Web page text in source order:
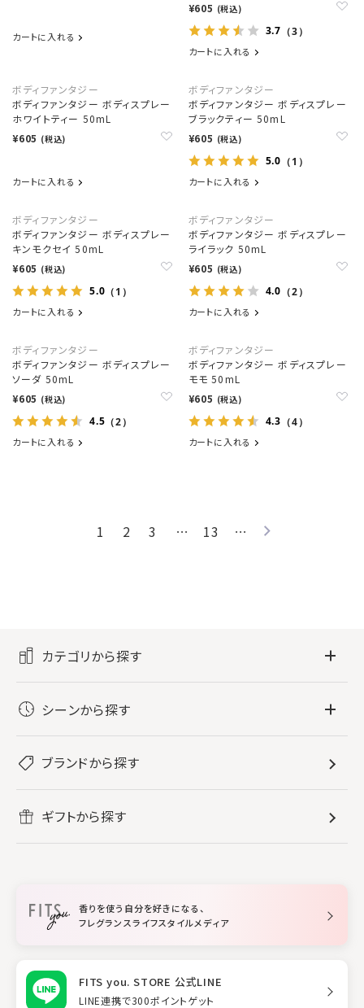
カートに入れる
¥605 (税込)
3.7 （3）
カートに入れる
ボディファンタジー
ボディファンタジー ボディスプレー
ホワイトティー 50mL
¥605 (税込)
カートに入れる
ボディファンタジー
ボディファンタジー ボディスプレー
ブラックティー 50mL
¥605 (税込)
5.0 （1）
カートに入れる
ボディファンタジー
ボディファンタジー ボディスプレー
キンモクセイ 50mL
¥605 (税込)
5.0 （1）
カートに入れる
ボディファンタジー
ボディファンタジー ボディスプレー
ライラック 50mL
¥605 (税込)
4.0 （2）
カートに入れる
ボディファンタジー
ボディファンタジー ボディスプレー
ソーダ 50mL
¥605 (税込)
4.5 （2）
カートに入れる
ボディファンタジー
ボディファンタジー ボディスプレー
モモ 50mL
¥605 (税込)
4.3 （4）
カートに入れる
1 2 3 … 13 …
カテゴリから探す
レディース香水
メンズ香水
ボディミスト・スプレー
バス・ボディケア
すべてのバス・ボディケア
ボディ・ハンドクリーム
入浴剤
ホームフレグランス
ルームフレグランス
スタイリング
シーンから探す
リフレッシュしたい
ブランドから探す
ギフトから探す
香りを使う自分を好きになる、
フレグランスライフスタイルメディア
FITS you. STORE 公式LINE
LINE連携で300ポイントゲット